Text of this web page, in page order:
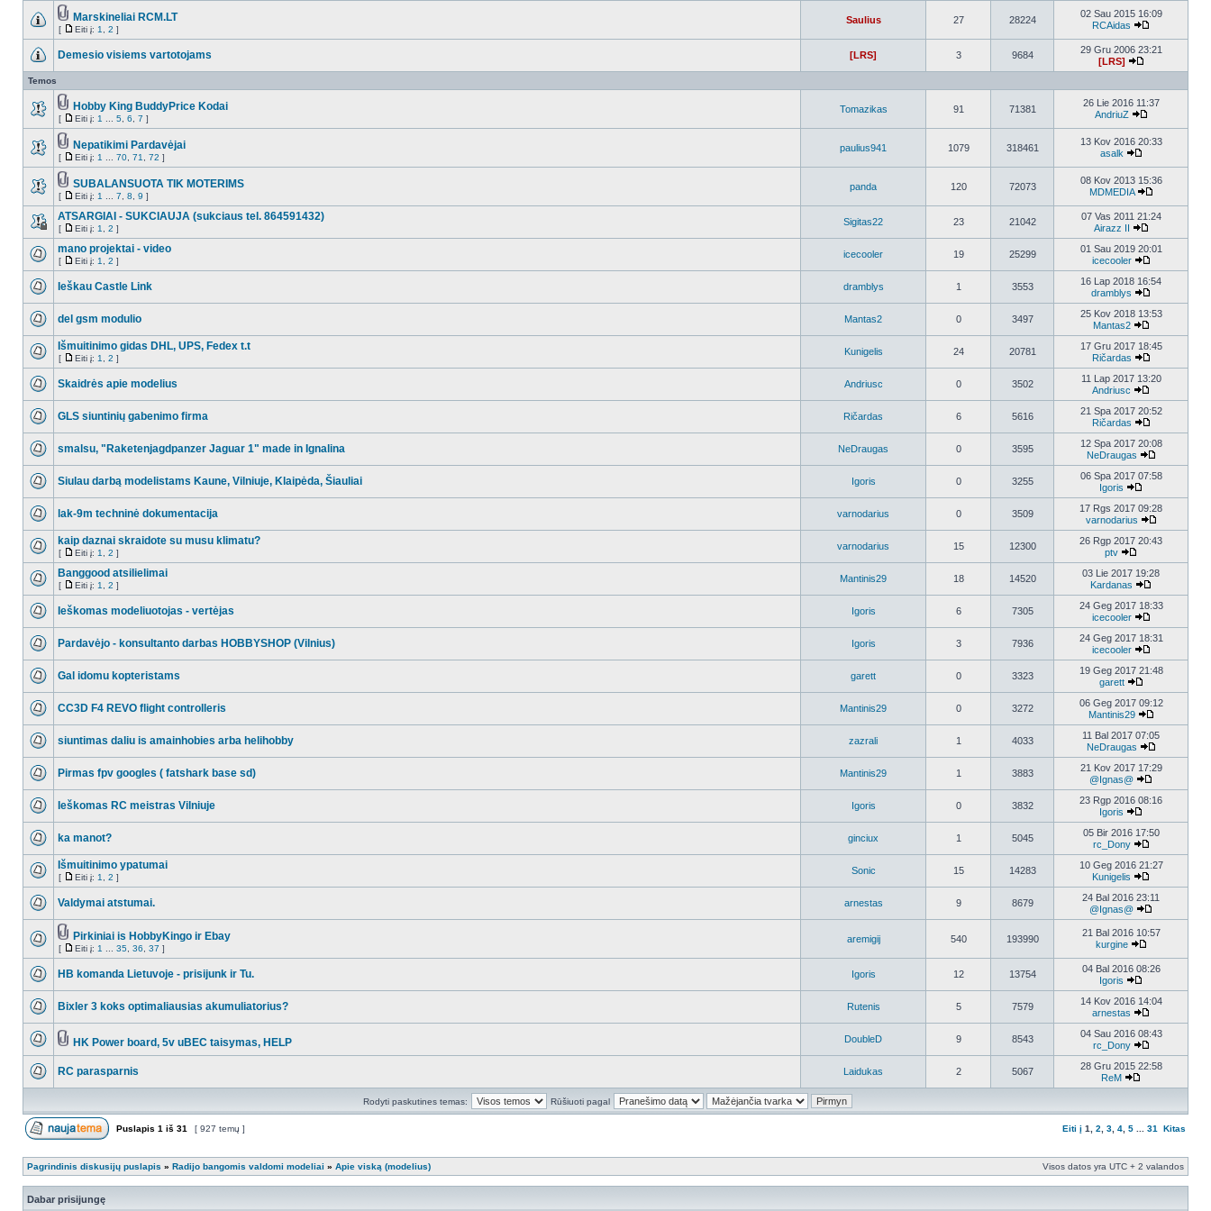
Marskineliai RCM.LT
[ Eiti į: 1 2 ]
Saulius 27 28224
02 Sau 2015 16:09
RCAidas
Demesio visiems vartotojams [LRS] 3 9684
29 Gru 2006 23:21
[LRS]
Temos
Hobby King BuddyPrice Kodai
[ Eiti į: 1 5 6 7 ]
Tomazikas 91 71381
26 Lie 2016 11:37
AndriuZ
Nepatikimi Pardavėjai
[ Eiti į: 1 70 71 72 ]
paulius941 1079 318461
13 Kov 2016 20:33
asalk
SUBALANSUOTA TIK MOTERIMS
[ Eiti į: 1 7 8 9 ]
panda 120 72073
08 Kov 2013 15:36
MDMEDIA
ATSARGIAI - SUKCIAUJA (sukciaus tel. 864591432)
[ Eiti į: 1 2 ]
Sigitas22 23 21042
07 Vas 2011 21:24
Airazz II
mano projektai - video
[ Eiti į: 1 2 ]
icecooler 19 25299
01 Sau 2019 20:01
icecooler
Ieškau Castle Link dramblys 1 3553
16 Lap 2018 16:54
dramblys
del gsm modulio Mantas2 0 3497
25 Kov 2018 13:53
Mantas2
Išmuitinimo gidas DHL, UPS, Fedex t.t
[ Eiti į: 1 2 ]
Kunigelis 24 20781
17 Gru 2017 18:45
Ričardas
Skaidrės apie modelius Andriusc 0 3502
11 Lap 2017 13:20
Andriusc
GLS siuntinių gabenimo firma Ričardas 6 5616
21 Spa 2017 20:52
Ričardas
smalsu, "Raketenjagdpanzer Jaguar 1" made in Ignalina NeDraugas 0 3595
12 Spa 2017 20:08
NeDraugas
Siulau darbą modelistams Kaune, Vilniuje, Klaipėda, Šiauliai Igoris 0 3255
06 Spa 2017 07:58
Igoris
lak-9m techninė dokumentacija varnodarius 0 3509
17 Rgs 2017 09:28
varnodarius
kaip daznai skraidote su musu klimatu?
[ Eiti į: 1 2 ]
varnodarius 15 12300
26 Rgp 2017 20:43
ptv
Banggood atsilielimai
[ Eiti į: 1 2 ]
Mantinis29 18 14520
03 Lie 2017 19:28
Kardanas
Ieškomas modeliuotojas - vertėjas Igoris 6 7305
24 Geg 2017 18:33
icecooler
Pardavėjo - konsultanto darbas HOBBYSHOP (Vilnius) Igoris 3 7936
24 Geg 2017 18:31
icecooler
Gal idomu kopteristams garett 0 3323
19 Geg 2017 21:48
garett
CC3D F4 REVO flight controlleris Mantinis29 0 3272
06 Geg 2017 09:12
Mantinis29
siuntimas daliu is amainhobies arba helihobby zazrali 1 4033
11 Bal 2017 07:05
NeDraugas
Pirmas fpv googles ( fatshark base sd) Mantinis29 1 3883
21 Kov 2017 17:29
@Ignas@
Ieškomas RC meistras Vilniuje Igoris 0 3832
23 Rgp 2016 08:16
Igoris
ka manot? ginciux 1 5045
05 Bir 2016 17:50
rc_Dony
Išmuitinimo ypatumai
[ Eiti į: 1 2 ]
Sonic 15 14283
10 Geg 2016 21:27
Kunigelis
Valdymai atstumai. arnestas 9 8679
24 Bal 2016 23:11
@Ignas@
Pirkiniai is HobbyKingo ir Ebay
[ Eiti į: 1 35 36 37 ]
aremigij 540 193990
21 Bal 2016 10:57
kurgine
HB komanda Lietuvoje - prisijunk ir Tu. Igoris 12 13754
04 Bal 2016 08:26
Igoris
Bixler 3 koks optimaliausias akumuliatorius? Rutenis 5 7579
14 Kov 2016 14:04
arnestas
HK Power board, 5v uBEC taisymas, HELP DoubleD 9 8543
04 Sau 2016 08:43
rc_Dony
RC parasparnis Laidukas 2 5067
28 Gru 2015 22:58
ReM
Rodyti paskutines temas: Rūšiuoti pagal
Puslapis 1 iš 31 [ 927 temų ] Eiti į 1 2 3 4 5 31 Kitas
Pagrindinis diskusijų puslapis » Radijo bangomis valdomi modeliai » Apie viską (modelius) Visos datos yra UTC + 2 valandos
Dabar prisijungę